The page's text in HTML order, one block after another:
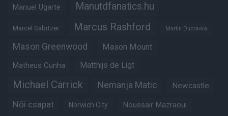
Manuel Ugarte Manutdfanatics.hu
Marcel Sabitzer Marcus Rashford Martin Dubravka
Mason Greenwood Mason Mount
Matheus Cunha Matthijs de Ligt
Michael Carrick Nemanja Matic Newcastle
Női csapat Norwich City Noussair Mazraoui